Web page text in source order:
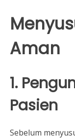
Aman
1.
Pasien
Sebelum